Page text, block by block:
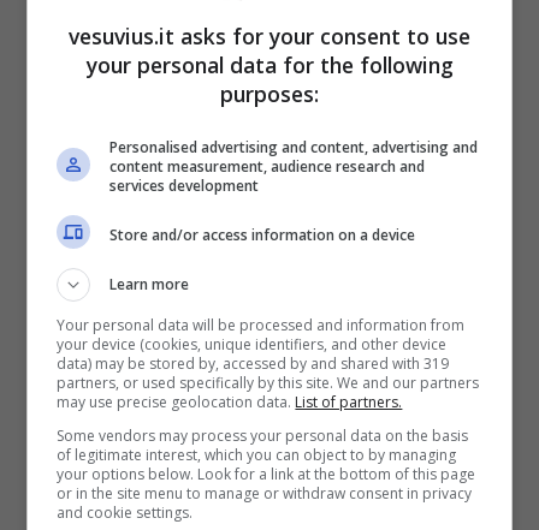
Gli avvocati avrebbero rintracciato nuovi
testimoni, mai ascoltati dagli inquerenti
all’epoca dei fatti
accusati non si trovavano a Ponticelli all’ora del
delitto. Inoltre,la nuova indagine difensiva
sposterebbe l’orario del duplice omicidio
intorno alla mezzanotte e non alle 20,30 come
indicato all’epoca.La corte di appello di Rome
nei prossimi giorni si dovrà pronuniciare sulla
richiesta di revisione
vesuvius.it asks for your consent to use
your personal data for the following
purposes:
Personalised advertising and content, advertising and
content measurement, audience research and
services development
Store and/or access information on a device
Learn more
Your personal data will be processed and information from
your device (cookies, unique identifiers, and other device
data) may be stored by, accessed by and shared with 319
partners, or used specifically by this site. We and our partners
may use precise geolocation data. List of partners.
Some vendors may process your personal data on the basis
of legitimate interest, which you can object to by managing
your options below. Look for a link at the bottom of this page
or in the site menu to manage or withdraw consent in privacy
and cookie settings.